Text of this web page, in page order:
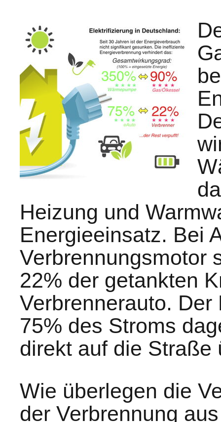
Heizung und
Energieeinsatz. Bei
Verbrennungsmotor
22% der getankten
Verbrennerauto.
75% des Stroms
direkt auf die Straße
Wie überlegen die
der Verbrennung